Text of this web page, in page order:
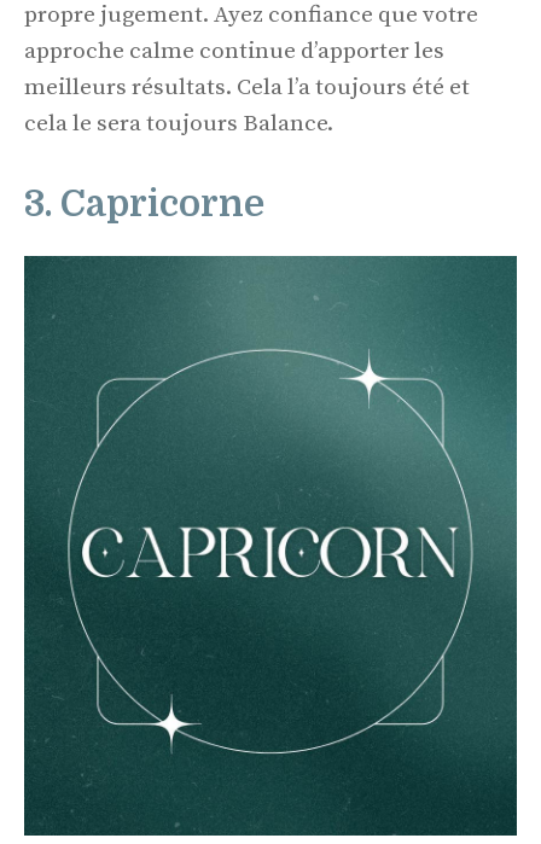
propre jugement. Ayez confiance que votre
approche calme continue d’apporter les
meilleurs résultats. Cela l’a toujours été et
cela le sera toujours Balance.
3. Capricorne